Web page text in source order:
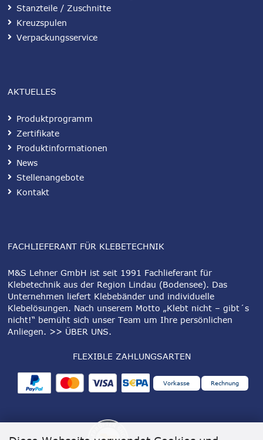
Stanzteile / Zuschnitte
Kreuzspulen
Verpackungsservice
FACHLIEFERANT FÜR KLEBETECHNIK
M&S Lehner GmbH ist seit 1991 Fachlieferant für
Klebetechnik aus der Region Lindau (Bodensee). Das
Unternehmen liefert Klebebänder und individuelle
Klebelösungen. Nach unserem Motto „Klebt nicht – gibt´s
nicht!“ bemüht sich unser Team um Ihre persönlichen
Anliegen. >> ÜBER UNS.
FLEXIBLE ZAHLUNGSARTEN
Vorkasse Rechnung
AKTUELLES
Produktprogramm
Zertifikate
Produktinformationen
News
Stellenangebote
Kontakt